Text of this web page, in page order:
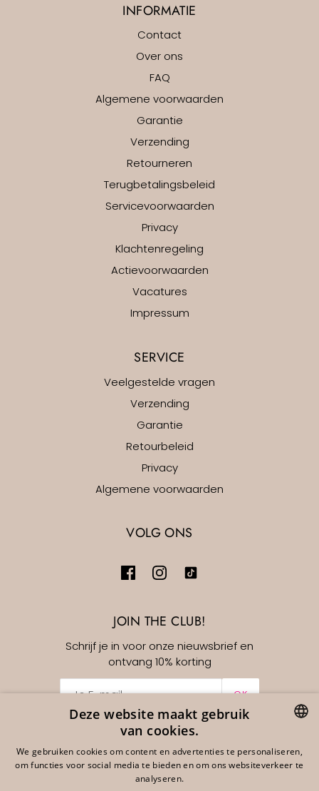
INFORMATIE
Contact
Over ons
FAQ
Algemene voorwaarden
Garantie
Verzending
Retourneren
Terugbetalingsbeleid
Servicevoorwaarden
Privacy
Klachtenregeling
Actievoorwaarden
Vacatures
Impressum
SERVICE
Veelgestelde vragen
Verzending
Garantie
Retourbeleid
Privacy
Algemene voorwaarden
VOLG ONS
JOIN THE CLUB!
Schrijf je in voor onze nieuwsbrief en
ontvang 10% korting
OK
Nederlands EUR € DUTCH
Deze website maakt gebruik
van cookies.
We gebruiken cookies om content en advertenties te personaliseren,
om functies voor social media te bieden en om ons websiteverkeer te
analyseren.